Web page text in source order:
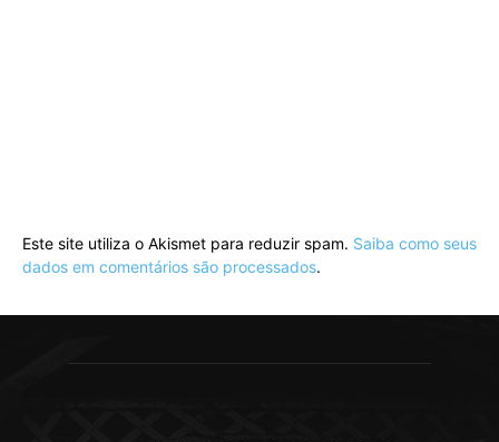
Este site utiliza o Akismet para reduzir spam. Saiba como seus
dados em comentários são processados.